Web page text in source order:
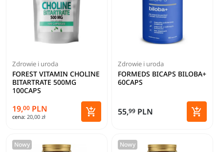
Zdrowie i uroda
FOREST VITAMIN CHOLINE
BITARTRATE 500MG
100CAPS
19,00 PLN
cena: 20,00 zł 
Dodaj do koszyka
Zdrowie i uroda
FORMEDS BICAPS BILOBA+
60CAPS
55,99 PLN 
Dodaj
Nowy Nowy